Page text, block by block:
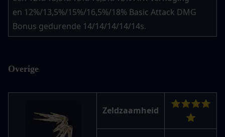
en 12%/13,5%/15%/16,5%/18% Basic Attack DMG
Bonus gedurende 14/14/14/14/14s.
Overige
Zeldzaamheid
⭐⭐⭐⭐
⭐